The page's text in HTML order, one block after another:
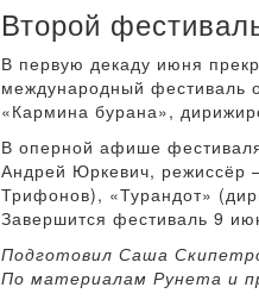
Второй
В первую декаду июня
международный фестиваль
«Кармина бурана»,
В оперной афише
Андрей Юркевич, режиссёр
Трифонов), «Турандот»
Завершится фестиваль 9
Подготовил Саша
По материалам Рунета и